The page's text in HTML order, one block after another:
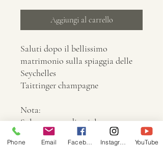
Aggiungi al carrello
Saluti dopo il bellissimo
matrimonio sulla spiaggia delle
Seychelles
Taittinger champagne
Nota:
Solo per uso editoriale
Phone Email YouTube